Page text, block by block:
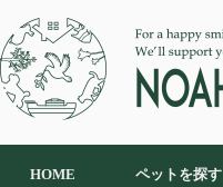
HOME ペットを探す